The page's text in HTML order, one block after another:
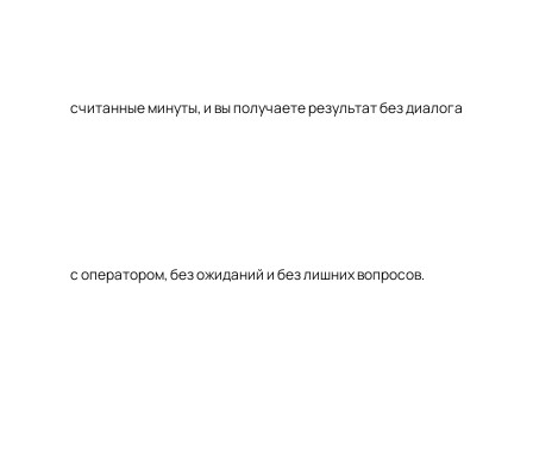
считанные минуты, и вы получаете результат без диалога
с оператором, без ожиданий и без лишних вопросов.